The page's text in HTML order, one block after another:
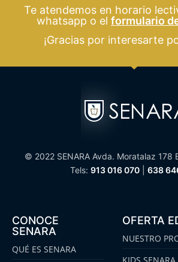
Te atendemos en horario
whatsapp o el formulario
¡Gracias por interesarte
© 2022 SENARA Avda. Moratalaz 178
Tels: 913 016 070| 638
CONOCE
SENARA
QUÉ ES SENARA
OFERTA
NUESTRO